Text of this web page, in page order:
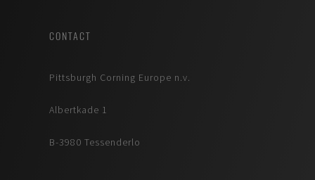
CONTACT
Pittsburgh Corning Europe n.v.
Albertkade 1
B-3980 Tessenderlo